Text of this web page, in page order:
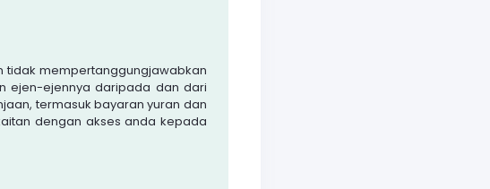
tidak mempertanggungjawabkan
ejen-ejennya daripada dan dari
termasuk bayaran yuran dan
dengan akses anda kepada